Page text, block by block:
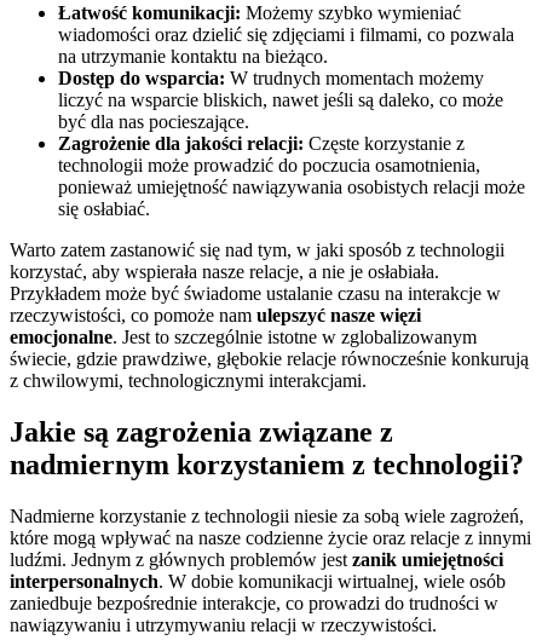
Łatwość komunikacji: Możemy szybko wymieniać
wiadomości oraz dzielić się zdjęciami i filmami, co pozwala
na utrzymanie kontaktu na bieżąco.
Dostęp do wsparcia: W trudnych momentach możemy
liczyć na wsparcie bliskich, nawet jeśli są daleko, co może
być dla nas pocieszające.
Zagrożenie dla jakości relacji: Częste korzystanie z
technologii może prowadzić do poczucia osamotnienia,
ponieważ umiejętność nawiązywania osobistych relacji może
się osłabiać.
Warto zatem zastanowić się nad tym, w jaki sposób z technologii
korzystać, aby wspierała nasze relacje, a nie je osłabiała.
Przykładem może być świadome ustalanie czasu na interakcje w
rzeczywistości, co pomoże nam ulepszyć nasze więzi
emocjonalne. Jest to szczególnie istotne w zglobalizowanym
świecie, gdzie prawdziwe, głębokie relacje równocześnie konkurują
z chwilowymi, technologicznymi interakcjami.
Jakie są zagrożenia związane z
nadmiernym korzystaniem z technologii?
Nadmierne korzystanie z technologii niesie za sobą wiele zagrożeń,
które mogą wpływać na nasze codzienne życie oraz relacje z innymi
ludźmi. Jednym z głównych problemów jest zanik umiejętności
interpersonalnych. W dobie komunikacji wirtualnej, wiele osób
zaniedbuje bezpośrednie interakcje, co prowadzi do trudności w
nawiązywaniu i utrzymywaniu relacji w rzeczywistości.